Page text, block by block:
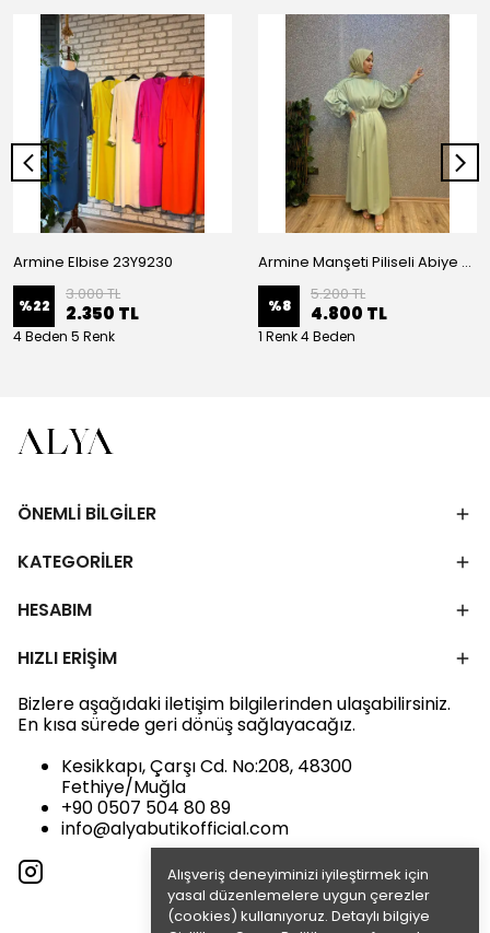
Alışveriş deneyiminizi iyileştirmek için
yasal düzenlemelere uygun çerezler
(cookies) kullanıyoruz. Detaylı bilgiye
Armine Elbise 23Y9230
%22
3.000 TL
2.350 TL
4 Beden 5 Renk
Armine Manşeti Piliseli Abiye Elbise 23Y9617
%8
5.200 TL
4.800 TL
1 Renk 4 Beden
ÖNEMLİ BİLGİLER
KATEGORİLER
HESABIM
HIZLI ERİŞİM
Bizlere aşağıdaki iletişim bilgilerinden ulaşabilirsiniz.
En kısa sürede geri dönüş sağlayacağız.
Kesikkapı, Çarşı Cd. No:208, 48300
Fethiye/Muğla
+90 0507 504 80 89
info@alyabutikofficial.com